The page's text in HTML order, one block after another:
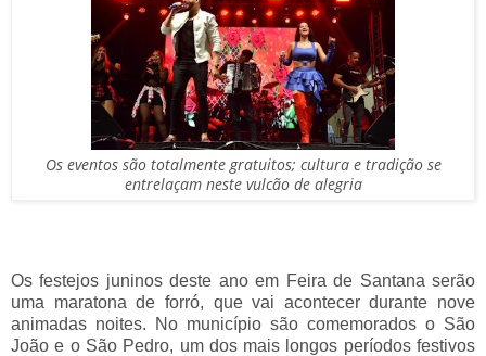
Os eventos são totalmente gratuitos; cultura e tradição se
entrelaçam neste vulcão de alegria
Os festejos juninos deste ano em Feira de Santana serão
uma maratona de forró, que vai acontecer durante nove
animadas noites. No município são comemorados o São
João e o São Pedro, um dos mais longos períodos festivos